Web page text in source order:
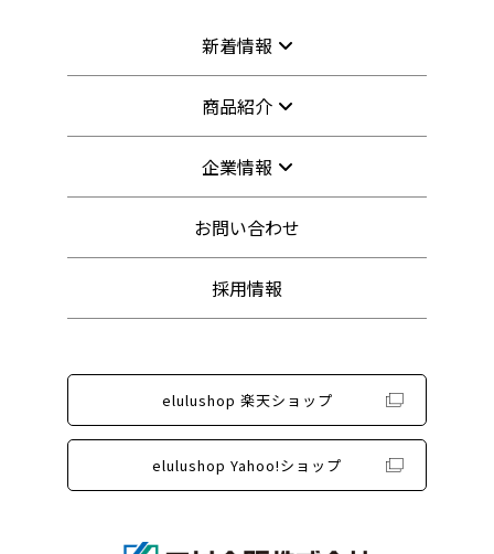
新着情報
商品紹介
企業情報
お問い合わせ
採用情報
elulushop 楽天ショップ
elulushop Yahoo!ショップ